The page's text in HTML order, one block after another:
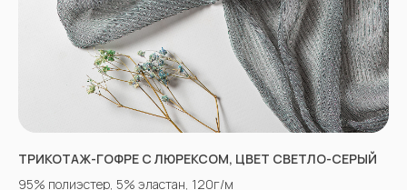
ТРИКОТАЖ-ГОФРЕ С ЛЮРЕКСОМ, ЦВЕТ СВЕТЛО-СЕРЫЙ
95% полиэстер, 5% эластан, 120г/м
tkani357@yandex.ru
ВКОНТАКТЕ INSTAGRAM*
СОЦСЕТИ